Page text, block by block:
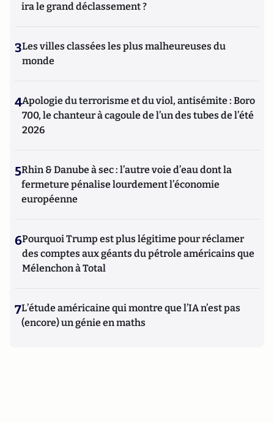
ira le grand déclassement ?
3Les villes classées les plus malheureuses du
monde
4Apologie du terrorisme et du viol, antisémite : Boro
700, le chanteur à cagoule de l’un des tubes de l’été
2026
5Rhin & Danube à sec : l’autre voie d’eau dont la
fermeture pénalise lourdement l’économie
européenne
6Pourquoi Trump est plus légitime pour réclamer
des comptes aux géants du pétrole américains que
Mélenchon à Total
7L’étude américaine qui montre que l’IA n’est pas
(encore) un génie en maths